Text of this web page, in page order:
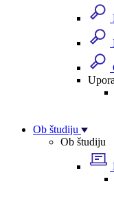
Ob študiju
Ob študiju